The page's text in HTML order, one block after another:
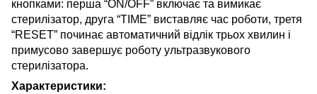
кнопками: перша “ON/OFF” включає та вимикає
стерилізатор, друга “TIME” виставляє час роботи, третя
“RESET” починає автоматичний відлік трьох хвилин і
примусово завершує роботу ультразвукового
стерилізатора.
Характеристики: